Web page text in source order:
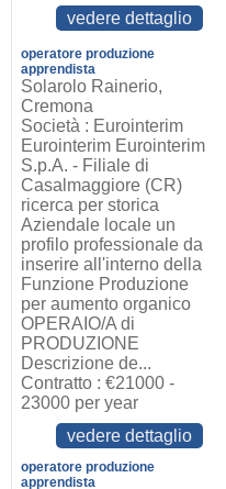
vedere dettaglio
operatore produzione
apprendista
Solarolo Rainerio,
Cremona
Società : Eurointerim
Eurointerim Eurointerim
S.p.A. - Filiale di
Casalmaggiore (CR)
ricerca per storica
Aziendale locale un
profilo professionale da
inserire all'interno della
Funzione Produzione
per aumento organico
OPERAIO/A di
PRODUZIONE
Descrizione de...
Contratto : €21000 -
23000 per year
vedere dettaglio
operatore produzione
apprendista